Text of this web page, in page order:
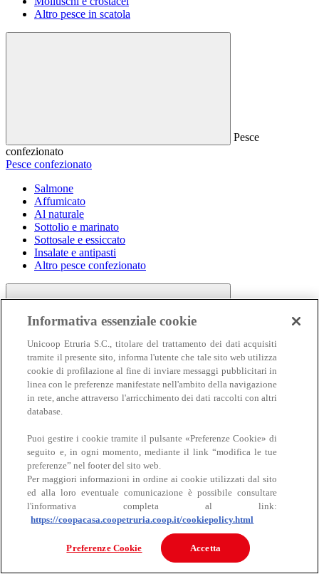
Altro pesce in scatola
Pesce
confezionato
Pesce confezionato
Salmone
Affumicato
Al naturale
Sottolio e marinato
Sottosale e essiccato
Insalate e antipasti
Altro pesce confezionato
Carne
Carne
Bovino
Informativa essenziale cookie
Unicoop Etruria S.C., titolare del trattamento dei dati acquisiti
tramite il presente sito, informa l'utente che tale sito web utilizza
cookie di profilazione al fine di inviare messaggi pubblicitari in
linea con le preferenze manifestate nell'ambito della navigazione
in rete, anche attraverso l'arricchimento dei dati raccolti con altri
database.
Puoi gestire i cookie tramite il pulsante «Preferenze Cookie» di
seguito e, in ogni momento, mediante il link “modifica le tue
preferenze” nel footer del sito web.
Per maggiori informazioni in ordine ai cookie utilizzati dal sito
ed alla loro eventuale comunicazione è possibile consultare
l'informativa completa al link:
https://coopacasa.coopetruria.coop.it/cookiepolicy.html
Preferenze Cookie Accetta